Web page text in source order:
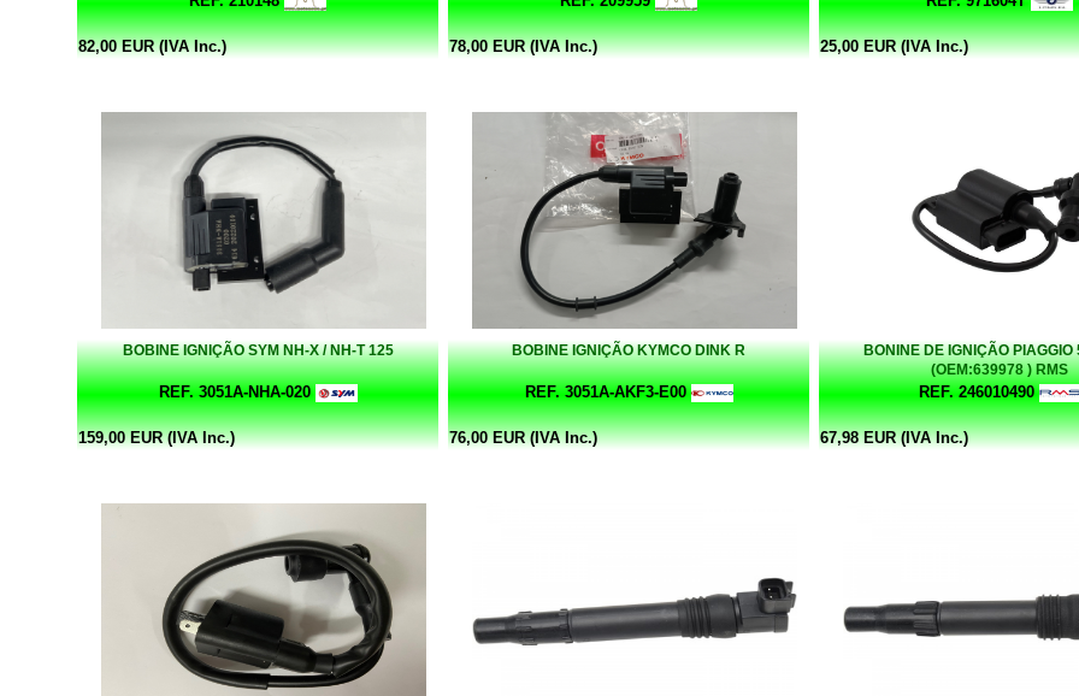
82,00 EUR (IVA Inc.) 78,00 EUR (IVA Inc.) 25,00 EUR (IVA Inc.)
BOBINE IGNIÇÃO SYM NH-X / NH-T 125
REF. 3051A-NHA-020
159,00 EUR (IVA Inc.)
BOBINE IGNIÇÃO KYMCO DINK R
REF. 3051A-AKF3-E00
76,00 EUR (IVA Inc.)
BONINE DE IGNIÇÃO PIAGGIO
(OEM:639978 ) RMS
REF. 246010490
67,98 EUR (IVA Inc.)